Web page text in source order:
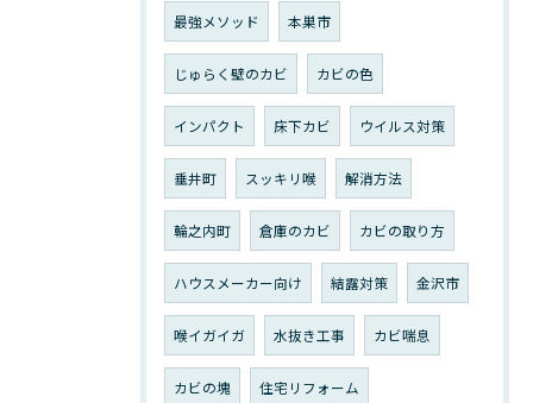
最強メソッド 本巣市
じゅらく壁のカビ カビの色
インパクト 床下カビ ウイルス対策
垂井町 スッキリ喉 解消方法
輪之内町 倉庫のカビ カビの取り方
ハウスメーカー向け 結露対策 金沢市
喉イガイガ 水抜き工事 カビ喘息
カビの塊 住宅リフォーム